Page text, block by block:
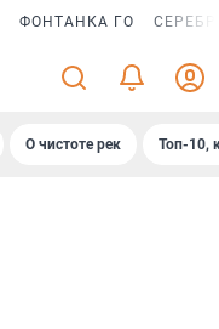
ФОНТАНКА ГО
О чистоте рек Топ-10,